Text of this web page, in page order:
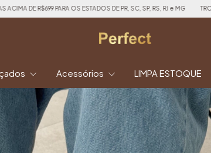
OS ESTADOS DE PR, SC, SP, RS, RJ e MG TROCA FACILITADA
Acessórios LIMPA ESTOQUE